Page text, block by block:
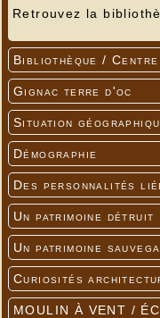
Retrouvez la
Bibliothèque /
Gignac terre d'oc
Situation
Démographie
Des personnalités
Un patrimoine détruit
Un patrimoine
Curiosités
MOULIN À VENT /